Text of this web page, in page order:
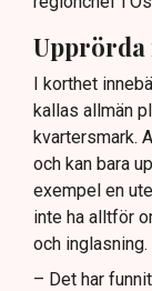
I korthet
kallas allmän
kvartersmark.
och kan bara
exempel en
inte ha alltför
och inglasning.
– Det har